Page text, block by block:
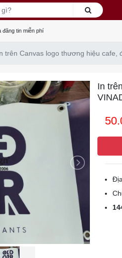
đăng tin miễn phí
trên Canvas logo thương hiệu cafe,
In